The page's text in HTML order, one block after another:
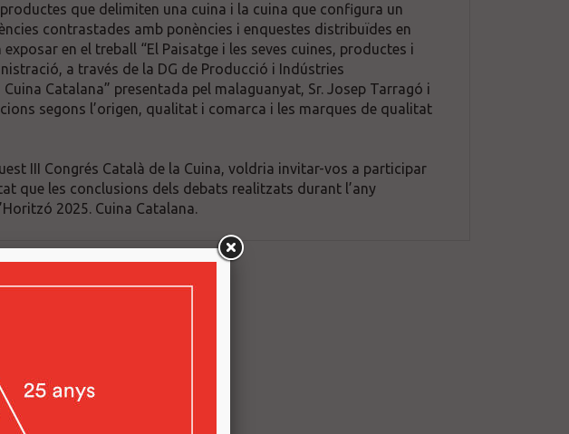
que delimiten una cuina i la cuina que configura un
contrastades amb ponències i enquestes distribuïdes en
en el treball “El Paisatge i les seves cuines, productes i
a través de la DG de Producció i Indústries
Catalana” presentada pel malaguanyat, Sr. Josep Tarragó i
segons l’origen, qualitat i comarca i les marques de qualitat
III Congrés Català de la Cuina, voldria invitar-vos a participar
que les conclusions dels debats realitzats durant l’any
2025. Cuina Catalana.